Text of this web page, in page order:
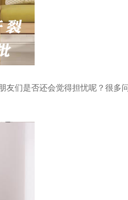
友们是否还会觉得担忧呢？很多